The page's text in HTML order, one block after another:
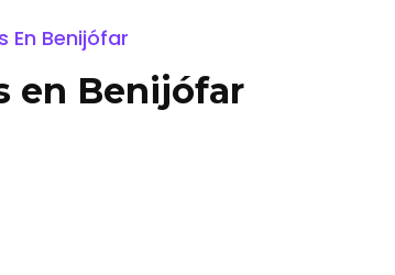
En Benijófar
en Benijófar